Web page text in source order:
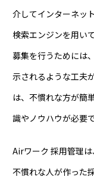
介してインターネッ
検索エンジンを用い
募集を行うためには
示されるような工夫
は、不慣れな方が簡
識やノウハウが必要で
Airワーク 採用管理は
不慣れな人が作った